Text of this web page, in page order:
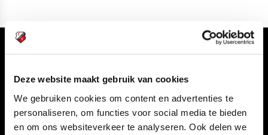
Deze website maakt gebruik van cookies
We gebruiken cookies om content en advertenties te
personaliseren, om functies voor social media te bieden
en om ons websiteverkeer te analyseren. Ook delen we
Volg ons ook via
Navigeer naar